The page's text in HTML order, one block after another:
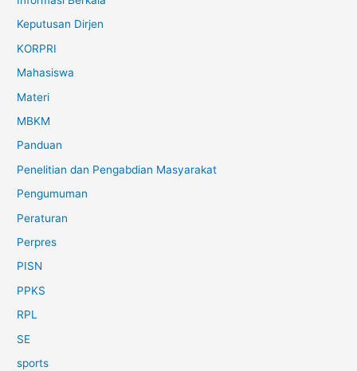
Keputusan Dirjen
KORPRI
Mahasiswa
Materi
MBKM
Panduan
Penelitian dan Pengabdian Masyarakat
Pengumuman
Peraturan
Perpres
PISN
PPKS
RPL
SE
sports